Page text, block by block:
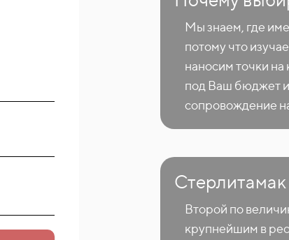
Мы знаем, где
потому что
наносим точки
под Ваш бюджет и
сопровождение
Стерлитамак
Второй по
крупнейшим в